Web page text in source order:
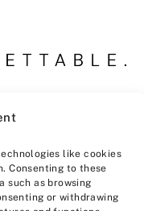
like cookies
Consenting to these
such as browsing
or withdrawing